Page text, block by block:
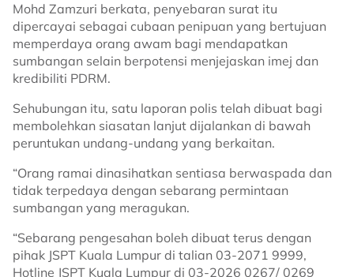
Mohd Zamzuri berkata, penyebaran surat itu
dipercayai sebagai cubaan penipuan yang bertujuan
memperdaya orang awam bagi mendapatkan
sumbangan selain berpotensi menjejaskan imej dan
kredibiliti PDRM.
Sehubungan itu, satu laporan polis telah dibuat bagi
membolehkan siasatan lanjut dijalankan di bawah
peruntukan undang-undang yang berkaitan.
“Orang ramai dinasihatkan sentiasa berwaspada dan
tidak terpedaya dengan sebarang permintaan
sumbangan yang meragukan.
“Sebarang pengesahan boleh dibuat terus dengan
pihak JSPT Kuala Lumpur di talian 03-2071 9999,
Hotline JSPT Kuala Lumpur di 03-2026 0267/ 0269